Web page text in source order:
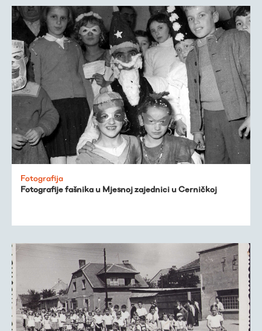
Fotografija
Fotografije fašnika u Mjesnoj zajednici u Cerničkoj